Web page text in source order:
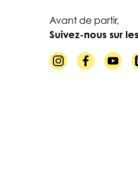
Avant de partir,
Suivez-nous sur